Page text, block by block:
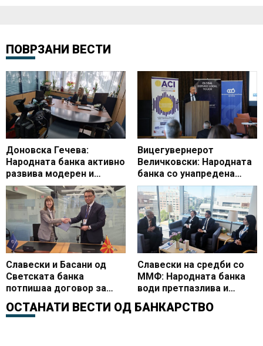
ПОВРЗАНИ ВЕСТИ
Доновска Гечева:
Народната банка активно
развива модерен и
сигурен платен систем
Вицегувернерот
Величковски: Народната
банка со унапредена
монетарна рамка и
активности за
поефикасни финансиски
пазари
Славески и Басани од
Светската банка
потпишаа договор за
воведувањето инстант
Славески на средби со
ММФ: Народната банка
води претпазлива и
ОСТАНАТИ ВЕСТИ ОД БАНКАРСТВО